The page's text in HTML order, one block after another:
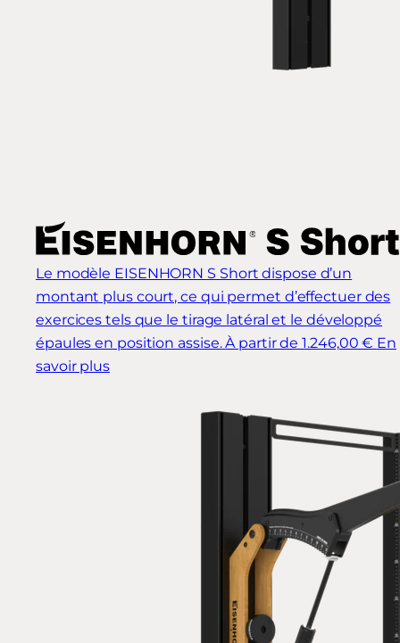
Le modèle EISENHORN S Short dispose d’un
montant plus court, ce qui permet d’effectuer des
exercices tels que le tirage latéral et le développé
épaules en position assise. À partir de 1.246,00 € En
savoir plus